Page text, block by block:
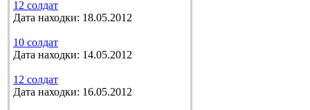
12 солдат
Дата находки: 18.05.2012
10 солдат
Дата находки: 14.05.2012
12 солдат
Дата находки: 16.05.2012